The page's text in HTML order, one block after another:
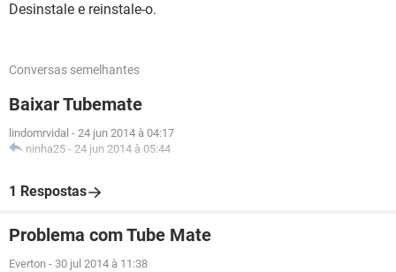
Desinstale e reinstale-o.
Conversas semelhantes
Baixar Tubemate
lindomrvidal - 24 jun 2014 à 04:17
ninha25 - 24 jun 2014 à 05:44
1 Respostas
Problema com Tube Mate
Everton - 30 jul 2014 à 11:38